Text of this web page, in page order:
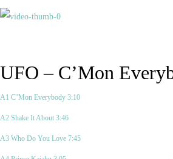
‎–
‎–
UFO ‎– C’Mon
A1 C’Mon Everybody 3:10
A2 Shake It About 3:46
A3 Who Do You Love 7:45